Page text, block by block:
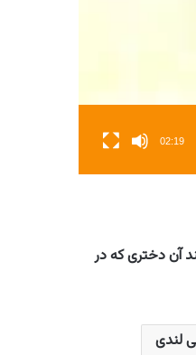
02:19
مانند آن دختری که در
لندی